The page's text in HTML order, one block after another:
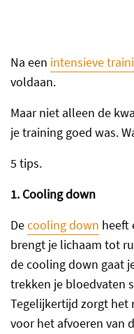
Na een intensieve
voldaan.
Maar niet alleen de
je training goed was.
5 tips.
1. Cooling down
Decooling down heeft
brengt je lichaam tot
de cooling down gaat
trekken je bloedvaten
Tegelijkertijd zorgt het
voor het afvoeren van